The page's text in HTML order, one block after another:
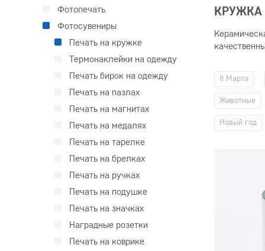
Фотопечать
Фотосувениры
Печать на кружке
Термонаклейки на одежду
Печать бирок на одежду
Печать на пазлах
Печать на магнитах
Печать на медалях
Печать на тарелке
Печать на брелках
Печать на ручках
Печать на подушке
Печать на значках
Наградные розетки
Печать на коврике
КРУЖКА
8 Марта
Животные
Новый год